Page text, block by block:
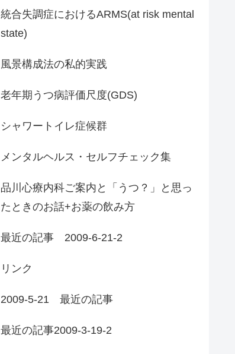
統合失調症におけるARMS(at risk mental
state)
風景構成法の私的実践
老年期うつ病評価尺度(GDS)
シャワートイレ症候群
メンタルヘルス・セルフチェック集
品川心療内科ご案内と「うつ？」と思っ
たときのお話+お薬の飲み方
最近の記事 2009-6-21-2
リンク
2009-5-21 最近の記事
最近の記事2009-3-19-2